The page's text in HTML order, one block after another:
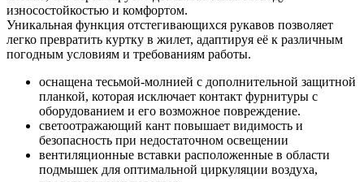
износостойкостью и комфортом.
Уникальная функция отстегивающихся рукавов позволяет
легко превратить куртку в жилет, адаптируя её к различным
погодным условиям и требованиям работы.
оснащена тесьмой-молнией с дополнительной защитной
планкой, которая исключает контакт фурнитуры с
оборудованием и его возможное повреждение.
светоотражающий кант повышает видимость и
безопасность при недостаточном освещении
вентиляционные вставки расположенные в области
подмышек для оптимальной циркуляции воздуха,